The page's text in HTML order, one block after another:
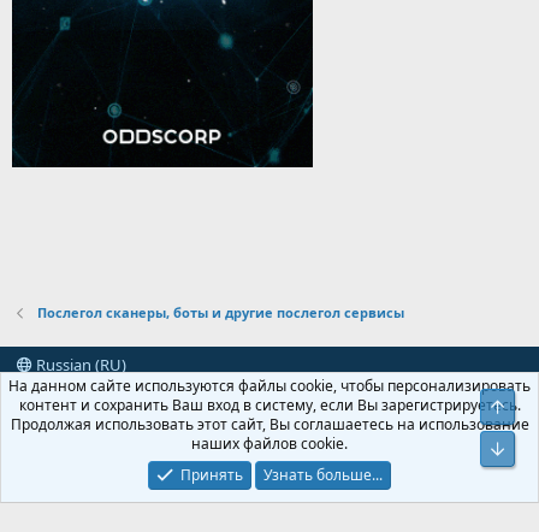
Послегол сканеры, боты и другие послегол сервисы
Russian (RU)
Условия и правила
Политика конфиденциальности Помощь
R
Add-ons by Brivium™ © 2012-2026 Brivium LLC.Локализация от
На данном сайте используются файлы cookie, чтобы персонализировать
контент и сохранить Ваш вход в систему, если Вы зарегистрируетесь.
Продолжая использовать этот сайт, Вы соглашаетесь на использование
наших файлов cookie.
Принять
Узнать больше...